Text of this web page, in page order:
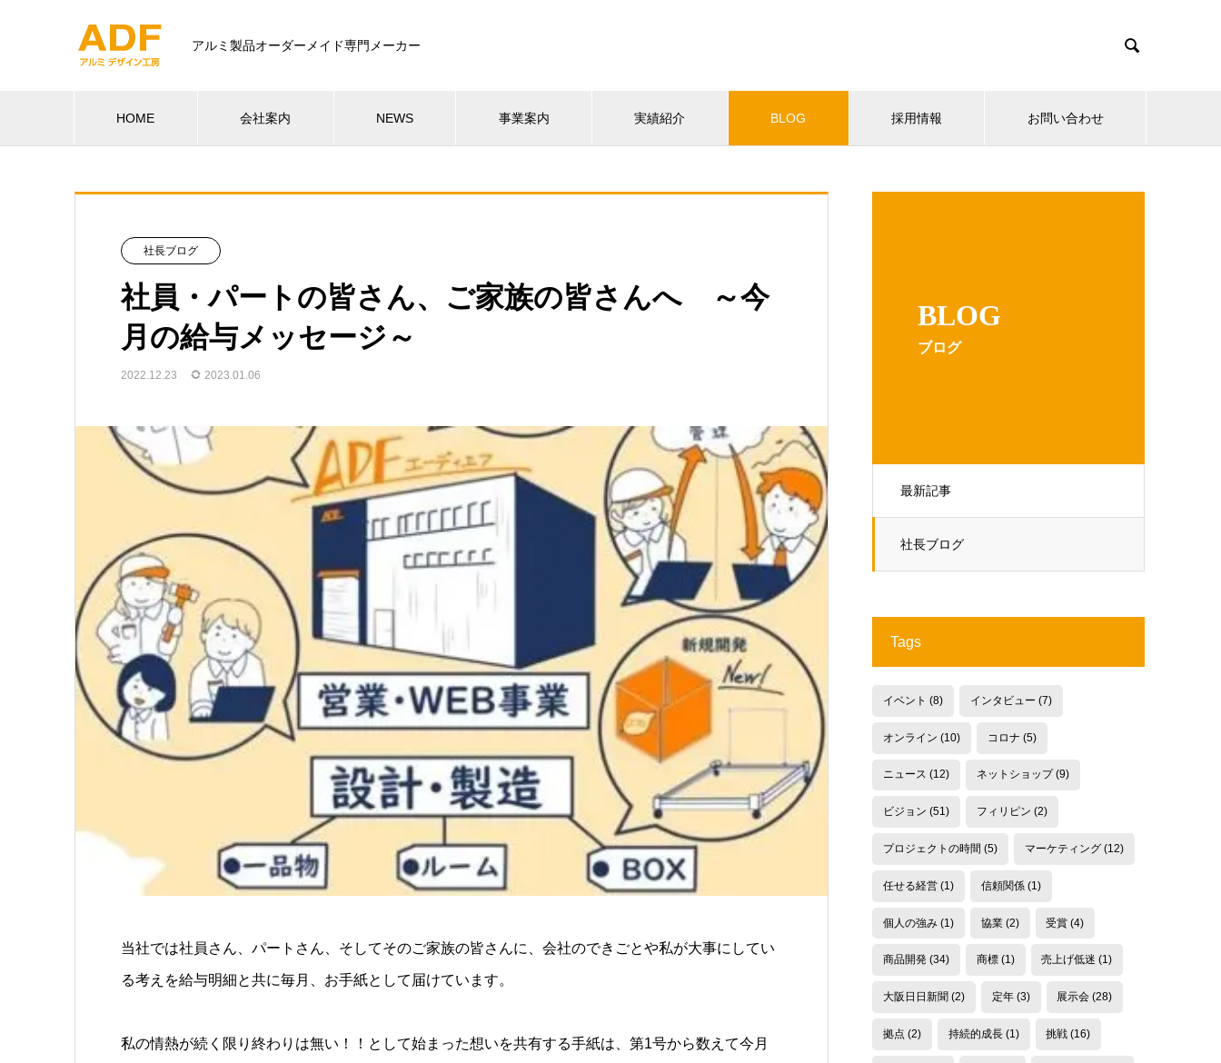
アルミ製品オーダーメイド専門メーカー 
HOME 会社案内 NEWS 事業案内 実績紹介 BLOG 採用情報 お問い合わせ
BLOG
ブログ
最新記事
社長ブログ
社長ブログ
社員・パートの皆さん、ご家族の皆さんへ ～今
月の給与メッセージ～
2022.12.23 2023.01.06
当社では社員さん、パートさん、そしてそのご家族の皆さんに、会社のできごとや私が大事にしてい
る考えを給与明細と共に毎月、お手紙として届けています。
私の情熱が続く限り終わりは無い！！として始まった想いを共有する手紙は、第1号から数えて今月
Tags
イベント (8) インタビュー (7)
オンライン (10) コロナ (5)
ニュース (12) ネットショップ(9)
ビジョン (51) フィリピン (2)
プロジェクトの時間 (5) マーケティング(12)
任せる経営(1) 信頼関係(1)
個人の強み(1) 協業(2) 受賞 (4)
商品開発 (34) 商標(1) 売上げ低迷 (1)
大阪日日新聞 (2) 定年(3) 展示会 (28)
拠点 (2) 持続的成長(1) 挑戦 (16)